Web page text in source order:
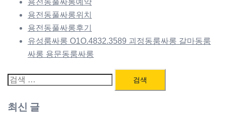
용전동풀싸롱예약
용전동풀싸롱위치
용전동풀싸롱후기
유성룸싸롱 O1O.4832.3589 괴정동룸싸롱 갈마동룸
싸롱 용문동룸싸롱
검
최신 글